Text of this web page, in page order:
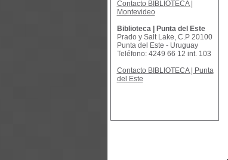
Contacto BIBLIOTECA |
Montevideo
Biblioteca | Punta del Este
Prado y Salt Lake, C.P 20100
Punta del Este - Uruguay
Teléfono: 4249 66 12 int. 103
Contacto BIBLIOTECA | Punta
del Este